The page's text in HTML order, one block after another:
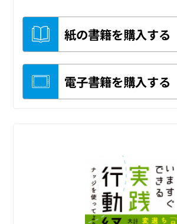
紙の書籍を購入する
電子書籍を購入する